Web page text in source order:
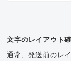
文字のレイアウト
通常、発送前のレ